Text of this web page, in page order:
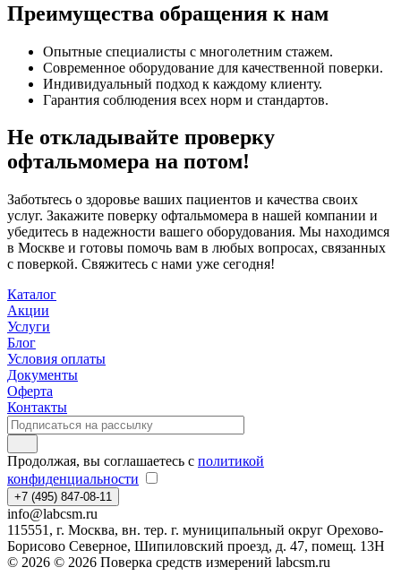
Преимущества обращения к нам
Опытные специалисты с многолетним стажем.
Современное оборудование для качественной поверки.
Индивидуальный подход к каждому клиенту.
Гарантия соблюдения всех норм и стандартов.
Не откладывайте проверку
офтальмомера на потом!
Заботьтесь о здоровье ваших пациентов и качества своих
услуг. Закажите поверку офтальмомера в нашей компании и
убедитесь в надежности вашего оборудования. Мы находимся
в Москве и готовы помочь вам в любых вопросах, связанных
с поверкой. Свяжитесь с нами уже сегодня!
Каталог
Акции
Услуги
Блог
Условия оплаты
Документы
Оферта
Контакты
Продолжая, вы соглашаетесь с политикой
конфиденциальности
+7 (495) 847-08-11
info@labcsm.ru
115551, г. Москва, вн. тер. г. муниципальный округ Орехово-
Борисово Северное, Шипиловский проезд, д. 47, помещ. 13Н
© 2026 © 2026 Поверка средств измерений labcsm.ru